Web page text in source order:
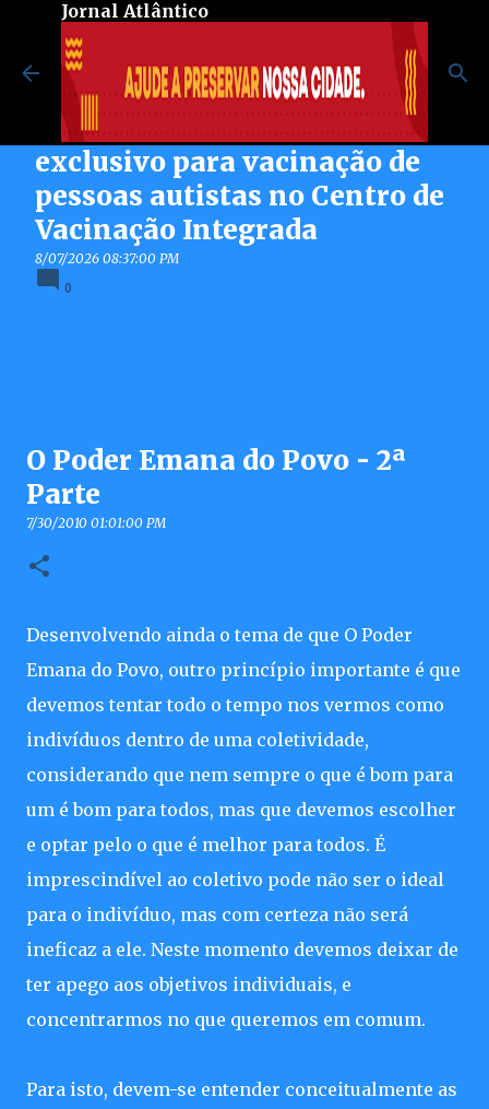
Pular para o conteúdo principal
Jornal Atlântico
Maricá inaugura espaço
exclusivo para vacinação de
pessoas autistas no Centro de
Vacinação Integrada
8/07/2026 08:37:00 PM
0
O Poder Emana do Povo - 2ª
Parte
7/30/2010 01:01:00 PM
Desenvolvendo ainda o tema de que O Poder
Emana do Povo, outro princípio importante é que
devemos tentar todo o tempo nos vermos como
indivíduos dentro de uma coletividade,
considerando que nem sempre o que é bom para
um é bom para todos, mas que devemos escolher
e optar pelo o que é melhor para todos. É
imprescindível ao coletivo pode não ser o ideal
para o indivíduo, mas com certeza não será
ineficaz a ele. Neste momento devemos deixar de
ter apego aos objetivos individuais, e
concentrarmos no que queremos em comum.
Para isto, devem-se entender conceitualmente as